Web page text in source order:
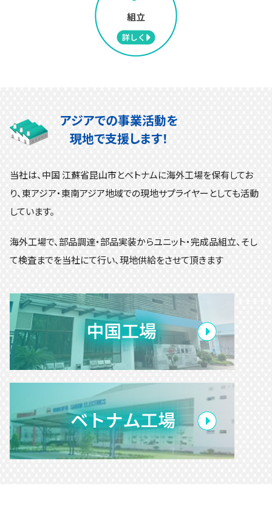
アジアでの事業活動を
現地で支援します！
当社は、中国 江蘇省昆山市とベトナムに海外工場を保有してお
り、東アジア・東南アジア地域での現地サプライヤーとしても活動
しています。
海外工場で、部品調達・部品実装からユニット・完成品組立、そし
て検査までを当社にて行い、現地供給をさせて頂きます